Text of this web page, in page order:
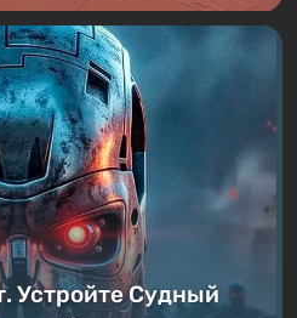
Устройте Судный